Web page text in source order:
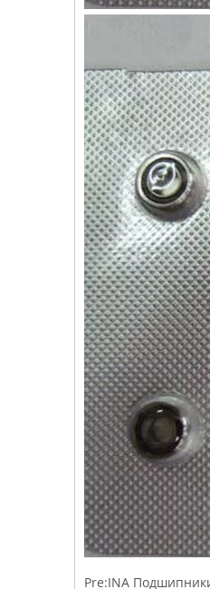
Pre:INA